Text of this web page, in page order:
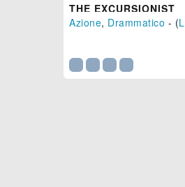
THE EXCURSIONIST
Azione, Drammatico - (